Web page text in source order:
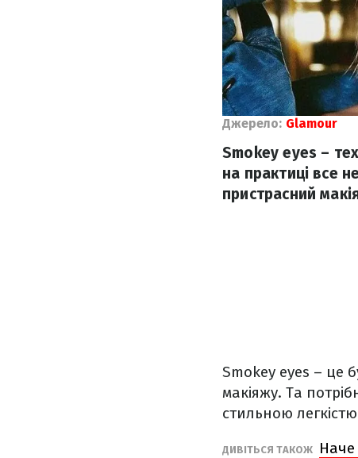
Джерело: Glamour
Smokey eyes –
на практиці все
пристрасний
Smokey eyes – це
макіяжу. Та
стильною
ДИВІТЬСЯ ТАКОЖ
Наче